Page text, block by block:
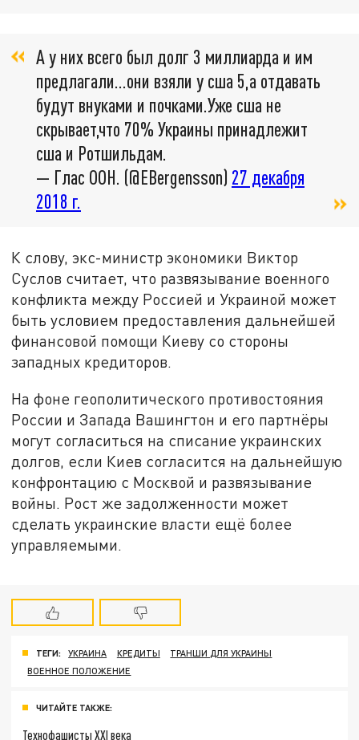
А у них всего был долг 3 миллиарда и им
предлагали...они взяли у сша 5,а отдавать
будут внуками и почками.Уже сша не
скрывает,что 70% Украины принадлежит
сша и Ротшильдам.
— Глас ООН. (@EBergensson) 27 декабря
2018 г.
К слову, экс-министр экономики Виктор
Суслов считает, что развязывание военного
конфликта между Россией и Украиной может
быть условием предоставления дальнейшей
финансовой помощи Киеву со стороны
западных кредиторов.
На фоне геополитического противостояния
России и Запада Вашингтон и его партнёры
могут согласиться на списание украинских
долгов, если Киев согласится на дальнейшую
конфронтацию с Москвой и развязывание
войны. Рост же задолженности может
сделать украинские власти ещё более
управляемыми.
ТЕГИ: УКРАИНА КРЕДИТЫ
ТРАНШИ ДЛЯ УКРАИНЫ
ВОЕННОЕ ПОЛОЖЕНИЕ
ЧИТАЙТЕ ТАКЖЕ:
Технофашисты XXI века